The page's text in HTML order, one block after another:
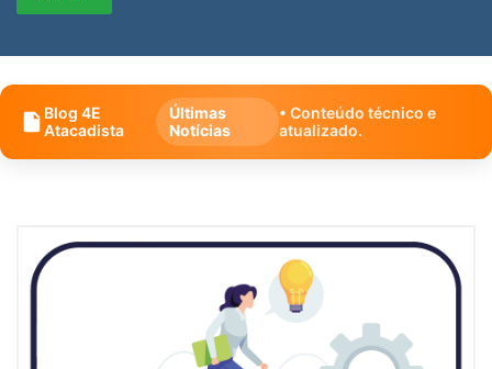
Blog 4E
Atacadista
Últimas
Notícias
• Conteúdo técnico e
atualizado.